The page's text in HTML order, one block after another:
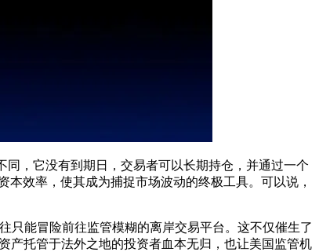
，它没有到期日，交易者可以长期持仓，并通过一个
效率，使其成为捕捉市场波动的终极工具。可以说，
只能冒险前往监管模糊的离岸交易平台。这不仅催生了
托管于法外之地的投资者血本无归，也让美国监管机